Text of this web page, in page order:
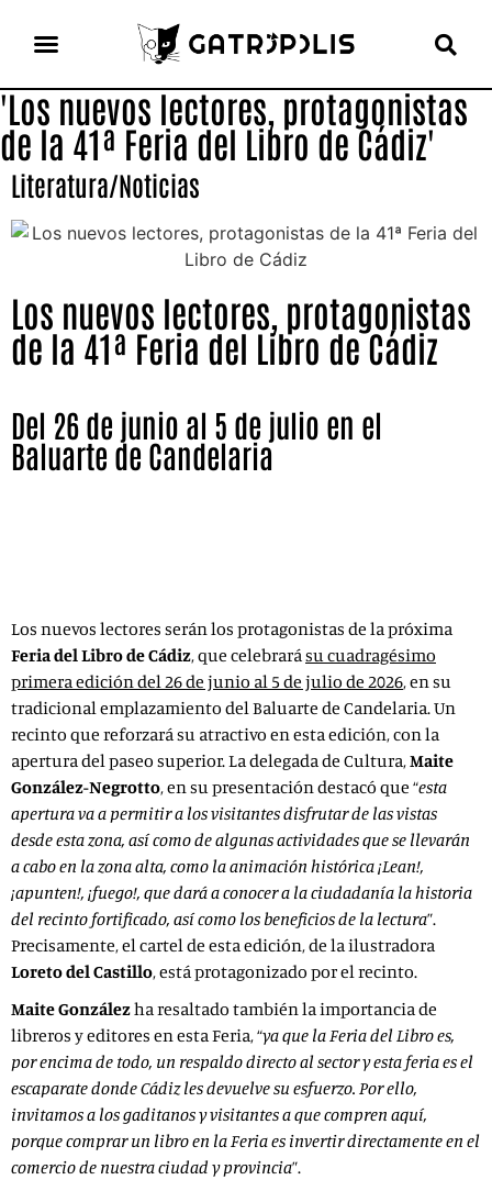
'Los nuevos lectores, protagonistas
de la 41ª Feria del Libro de Cádiz'
Literatura/Noticias
Los nuevos lectores, protagonistas
de la 41ª Feria del Libro de Cádiz
Del 26 de junio al 5 de julio en el
Baluarte de Candelaria
Los nuevos lectores serán los protagonistas de la próxima
Feria del Libro de Cádiz, que celebrarásu cuadragésimo
primera edición del 26 de junio al 5 de julio de 2026, en su
tradicional emplazamiento del Baluarte de Candelaria. Un
recinto que reforzará su atractivo en esta edición, con la
apertura del paseo superior. La delegada de Cultura,Maite
González-Negrotto, en su presentación destacó que “esta
apertura va a permitir a los visitantes disfrutar de las vistas
desde esta zona, así como de algunas actividades que se llevarán
a cabo en la zona alta, como la animación histórica ¡Lean!,
¡apunten!, ¡fuego!, que dará a conocer a la ciudadanía la historia
del recinto fortificado, así como los beneficios de la lectura”.
Precisamente, el cartel de esta edición, de la ilustradora
Loreto del Castillo, está protagonizado por el recinto.
Maite Gonzálezha resaltado también la importancia de
libreros y editores en esta Feria, “ya que la Feria del Libro es,
por encima de todo, un respaldo directo al sector y esta feria es el
escaparate donde Cádiz les devuelve su esfuerzo. Por ello,
invitamos a los gaditanos y visitantes a que compren aquí,
porque comprar un libro en la Feria es invertir directamente en el
comercio de nuestra ciudad y provincia”.